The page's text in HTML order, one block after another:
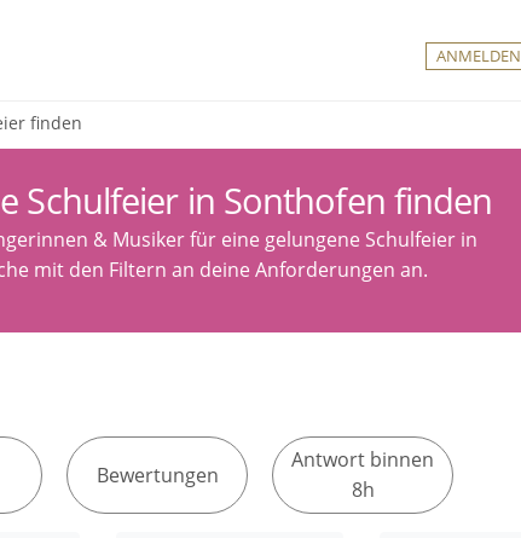
ANMELDEN
finden
Schulfeier in Sonthofen finden
& Musiker für eine gelungene Schulfeier in
mit den Filtern an deine Anforderungen an.
Bewertungen
Antwort binnen
8h